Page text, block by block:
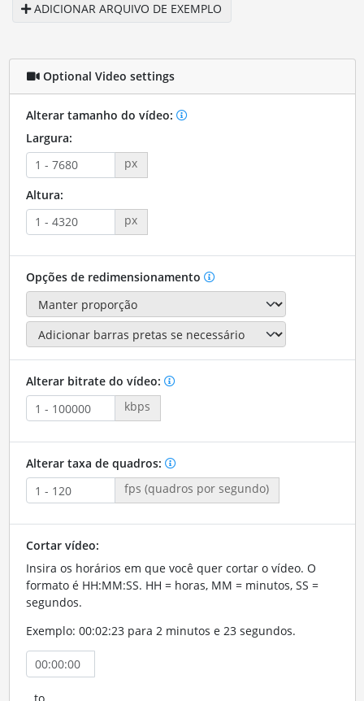
ADICIONAR ARQUIVO DE EXEMPLO
Optional Video settings
Alterar tamanho do vídeo:
Largura:
px
Altura:
px
Opções de redimensionamento
Alterar bitrate do vídeo:
kbps
Alterar taxa de quadros:
fps (quadros por segundo)
Cortar vídeo:
Insira os horários em que você quer cortar o vídeo. O
formato é HH:MM:SS. HH = horas, MM = minutos, SS =
segundos.
Exemplo: 00:02:23 para 2 minutos e 23 segundos.